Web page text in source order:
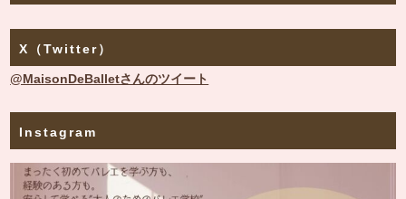
X（Twitter）
@MaisonDeBalletさんのツイート
Instagram